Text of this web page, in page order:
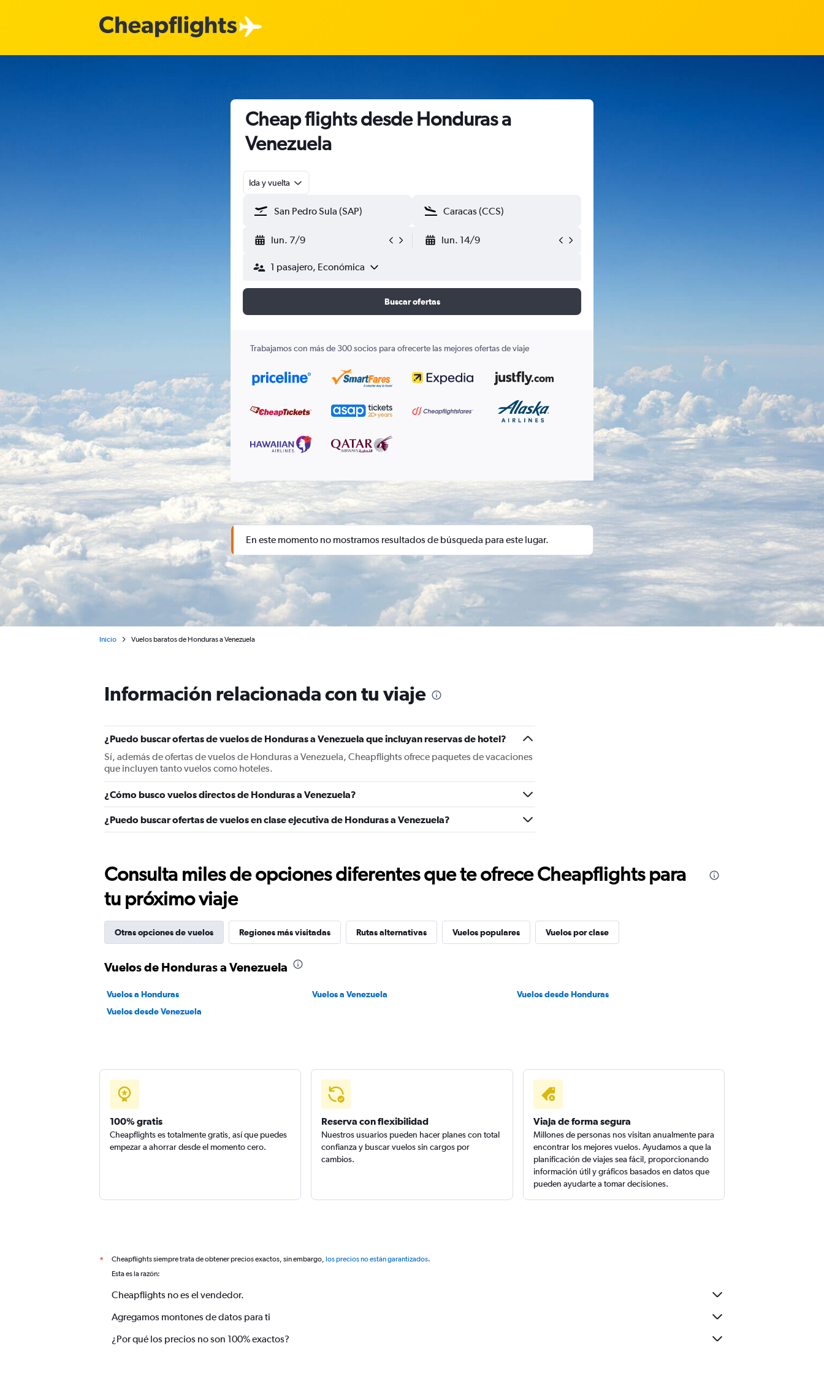
Cheap flights desde Honduras a
Venezuela
Ida y vuelta
lun. 7/9 lun. 14/9
1 pasajero, Económica
Buscar ofertas
Trabajamos con más de 300 socios para ofrecerte las mejores ofertas de viaje
En este momento no mostramos resultados de búsqueda para este lugar.
Inicio Vuelos baratos de Honduras a Venezuela
Información relacionada con tu viaje
¿Puedo buscar ofertas de vuelos de Honduras a Venezuela que incluyan reservas de hotel?
Sí, además de ofertas de vuelos de Honduras a Venezuela, Cheapflights ofrece paquetes de vacaciones
que incluyen tanto vuelos como hoteles.
¿Cómo busco vuelos directos de Honduras a Venezuela?
¿Puedo buscar ofertas de vuelos en clase ejecutiva de Honduras a Venezuela?
Consulta miles de opciones diferentes que te ofrece Cheapflights para
tu próximo viaje
Otras opciones de vuelos Regiones más visitadas Rutas alternativas Vuelos populares Vuelos por clase
Vuelos de Honduras a Venezuela
Vuelos a Honduras Vuelos a Venezuela
Vuelos desde Honduras
Vuelos desde Venezuela
100% gratis
Cheapflights es totalmente gratis, así que puedes
empezar a ahorrar desde el momento cero.
Reserva con flexibilidad
Nuestros usuarios pueden hacer planes con total
confianza y buscar vuelos sin cargos por
cambios.
Viaja de forma segura
Millones de personas nos visitan anualmente para
encontrar los mejores vuelos. Ayudamos a que la
planificación de viajes sea fácil, proporcionando
información útil y gráficos basados en datos que
pueden ayudarte a tomar decisiones.
* Cheapflights siempre trata de obtener precios exactos, sin embargo, los precios no están garantizados.
Esta es la razón:
Cheapflights no es el vendedor.
Agregamos montones de datos para ti
¿Por qué los precios no son 100% exactos?